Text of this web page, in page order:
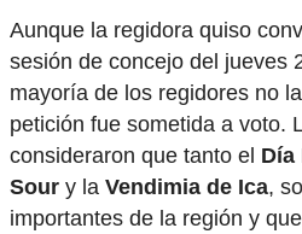
Aunque la regidora quiso
sesión de concejo del jueves
mayoría de los regidores no
petición fue sometida a voto.
consideraron que tanto el Día
Sour y la Vendimia de Ica,
importantes de la región y